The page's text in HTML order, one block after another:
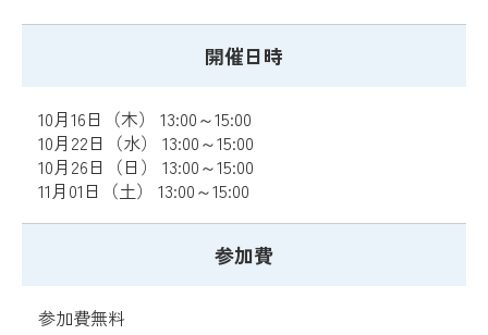
開催日時
10月16日（木） 13:00～15:00
10月22日（水） 13:00～15:00
10月26日（日） 13:00～15:00
11月01日（土） 13:00～15:00
参加費
参加費無料